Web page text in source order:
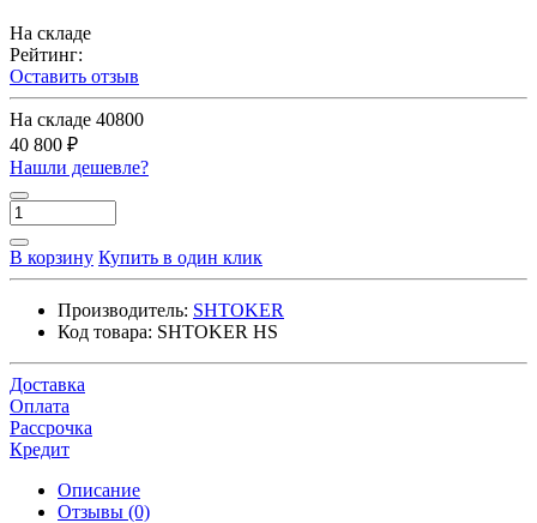
На складе
Рейтинг:
Оставить отзыв
На складе 40800
40 800 ₽
Нашли дешевле?
В корзину Купить в один клик
Производитель: SHTOKER
Код товара: SHTOKER HS
Доставка
Оплата
Рассрочка
Кредит
Описание
Отзывы (0)